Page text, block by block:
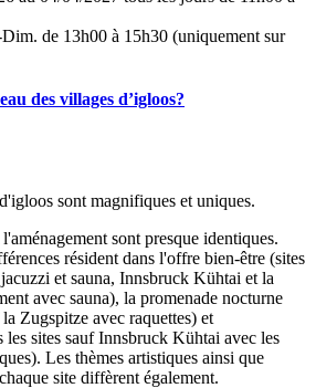
de 13h00 à 15h30 (uniquement sur
des villages d’igloos?
sont magnifiques et uniques.
sont presque identiques.
résident dans l'offre bien-être (sites
et sauna, Innsbruck Kühtai et la
avec sauna), la promenade nocturne
Zugspitze avec raquettes) et
les sites sauf Innsbruck Kühtai avec les
Les thèmes artistiques ainsi que
site diffèrent également.